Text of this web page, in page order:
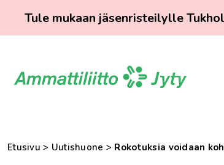
Tule mukaan jäsenristeilylle
sisältöön
Etusivu > Uutishuone > Rokotuksia voidaan